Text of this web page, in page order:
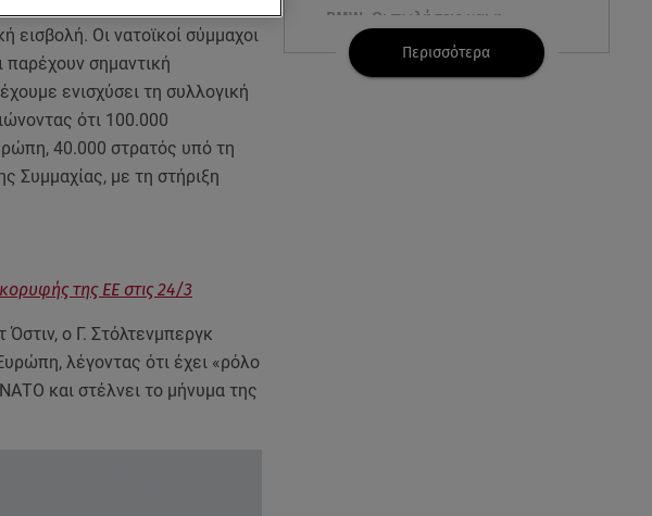
BMW: Οι πωλήσεις και η
συμφωνία με τους
εργαζόμενους
Περισσότερα
Οι νατοϊκοί σύμμαχοι
σημαντική
ενισχύσει τη συλλογική
ότι 100.000
40.000 στρατός υπό τη
Συμμαχίας, με τη στήριξη
της ΕΕ στις 24/3
ο Γ. Στόλτενμπεργκ
λέγοντας ότι έχει «ρόλο
και στέλνει το μήνυμα της